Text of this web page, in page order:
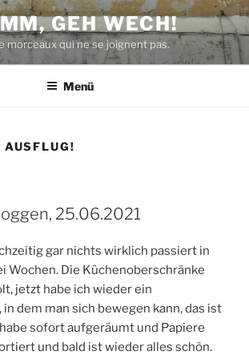
GEH WECH!
morceaux qui ne se joignent pas.
Menü
AUSFLUG!
25.06.2021
gar nichts wirklich passiert in
Wochen. Die Küchenoberschränke
jetzt habe ich wieder ein
dem man sich bewegen kann, das ist
sofort aufgeräumt und Papiere
und bald ist wieder alles schön.